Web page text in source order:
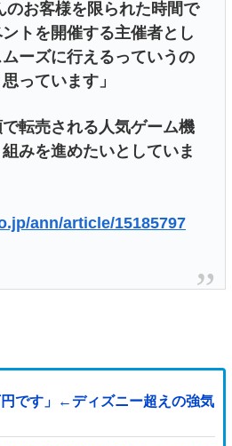
のお客様を限られた時間で
トを開催する主催者とし
ーズに行えるっていうの
っています」
転売される人気ゲーム機
みを進めたいとしていま
ann/article/15185797
です」←ディズニー超えの強気